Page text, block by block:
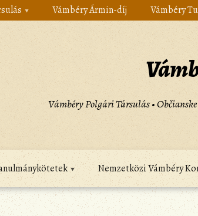
Vámbéry Ármin-díj Vámbéry
Vámbéry Polgári Társulás •
Nemzetközi Vámbéry